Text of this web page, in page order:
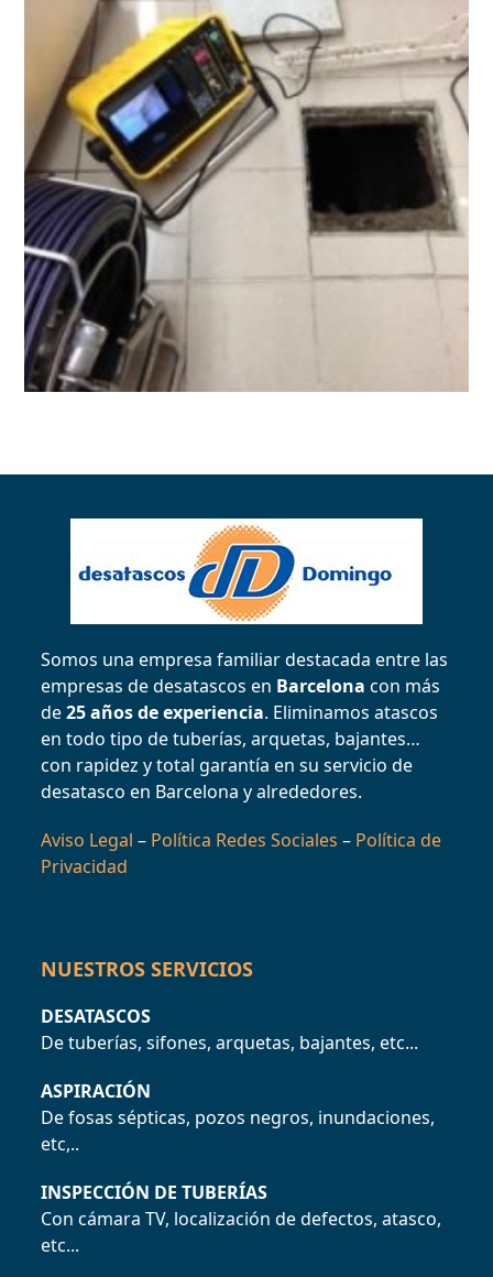
Somos una empresa familiar destacada entre las
empresas de desatascos en Barcelona con más
de25 años de experiencia. Eliminamos atascos
en todo tipo de tuberías, arquetas, bajantes…
con rapidez y total garantía en su servicio de
desatasco en Barcelona y alrededores.
Aviso Legal– Política Redes Sociales – Política de
Privacidad
NUESTROS SERVICIOS
DESATASCOS
De tuberías, sifones, arquetas, bajantes, etc...
ASPIRACIÓN
De fosas sépticas, pozos negros, inundaciones,
etc,..
INSPECCIÓN DE TUBERÍAS
Con cámara TV, localización de defectos, atasco,
etc...